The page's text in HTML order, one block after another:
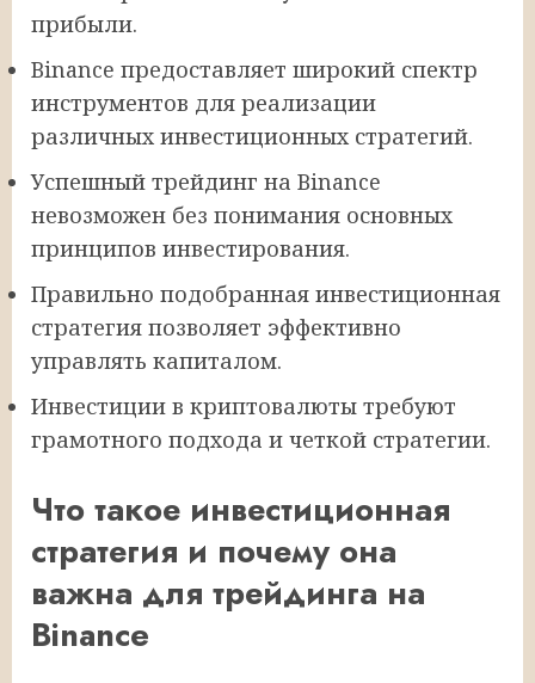
прибыли.
Binance предоставляет широкий спектр
инструментов для реализации
различных инвестиционных стратегий.
Успешный трейдинг на Binance
невозможен без понимания основных
принципов инвестирования.
Правильно подобранная инвестиционная
стратегия позволяет эффективно
управлять капиталом.
Инвестиции в криптовалюты требуют
грамотного подхода и четкой стратегии.
Что такое инвестиционная
стратегия и почему она
важна для трейдинга на
Binance